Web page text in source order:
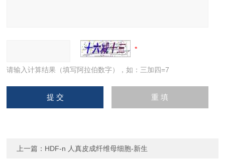
请输入计算结果（填写阿拉伯数字），如：三加四=7
上一篇： HDF-n 人真皮成纤维母细胞-新生